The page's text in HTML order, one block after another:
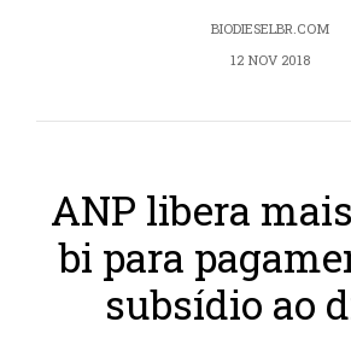
BIODIESELBR.COM
12 NOV 2018
ANP libera
bi para
subsídio ao